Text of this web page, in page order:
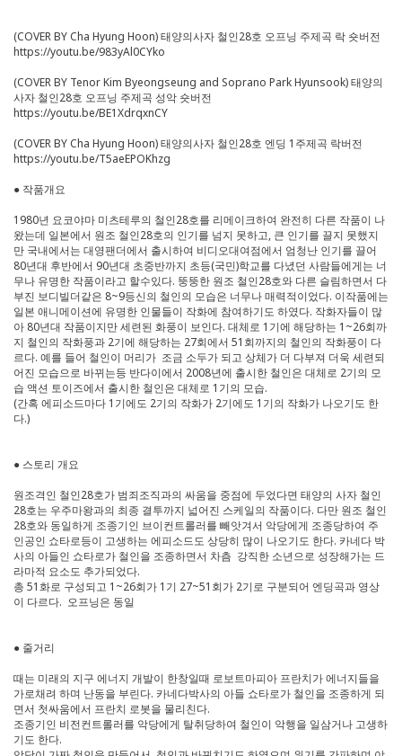
(COVER BY Cha Hyung Hoon) 태양의사자 철인28호 오프닝 주제곡 락 숏버전
https://youtu.be/983yAl0CYko
(COVER BY Tenor Kim Byeongseung and Soprano Park Hyunsook) 태양의
사자 철인28호 오프닝 주제곡 성악 숏버전
https://youtu.be/BE1XdrqxnCY
(COVER BY Cha Hyung Hoon) 태양의사자 철인28호 엔딩 1주제곡 락버전
https://youtu.be/T5aeEPOKhzg
● 작품개요
1980년 요코야마 미츠테루의 철인28호를 리메이크하여 완전히 다른 작품이 나
왔는데 일본에서 원조 철인28호의 인기를 넘지 못하고, 큰 인기를 끌지 못했지
만 국내에서는 대영팬더에서 출시하여 비디오대여점에서 엄청난 인기를 끌어
80년대 후반에서 90년대 초중반까지 초등(국민)학교를 다녔던 사람들에게는 너
무나 유명한 작품이라고 할수있다. 뚱뚱한 원조 철인28호와 다른 슬림하면서 다
부진 보디빌더같은 8~9등신의 철인의 모습은 너무나 매력적이었다. 이작품에는
일본 애니메이션에 유명한 인물들이 작화에 참여하기도 하였다. 작화자들이 많
아 80년대 작품이지만 세련된 화풍이 보인다. 대체로 1기에 해당하는 1~26회까
지 철인의 작화풍과 2기에 해당하는 27회에서 51회까지의 철인의 작화풍이 다
르다. 예를 들어 철인이 머리가 조금 소두가 되고 상체가 더 다부져 더욱 세련되
어진 모습으로 바뀌는등 반다이에서 2008년에 출시한 철인은 대체로 2기의 모
습 액션 토이즈에서 출시한 철인은 대체로 1기의 모습.
(간혹 에피소드마다 1기에도 2기의 작화가 2기에도 1기의 작화가 나오기도 한
다.)
● 스토리 개요
원조격인 철인28호가 범죄조직과의 싸움을 중점에 두었다면 태양의 사자 철인
28호는 우주마왕과의 최종 결투까지 넓어진 스케일의 작품이다. 다만 원조 철인
28호와 동일하게 조종기인 브이컨트롤러를 빼앗겨서 악당에게 조종당하여 주
인공인 쇼타로등이 고생하는 에피소드도 상당히 많이 나오기도 한다. 카네다 박
사의 아들인 쇼타로가 철인을 조종하면서 차츰 강직한 소년으로 성장해가는 드
라마적 요소도 추가되었다.
총 51화로 구성되고 1~26회가 1기 27~51회가 2기로 구분되어 엔딩곡과 영상
이 다르다. 오프닝은 동일
● 줄거리
때는 미래의 지구 에너지 개발이 한창일때 로보트마피아 프란치가 에너지들을
가로채려 하며 난동을 부린다. 카네다박사의 아들 쇼타로가 철인을 조종하게 되
면서 첫싸움에서 프란치 로봇을 물리친다.
조종기인 비전컨트롤러를 악당에게 탈취당하여 철인이 악행을 일삼거나 고생하
기도 한다.